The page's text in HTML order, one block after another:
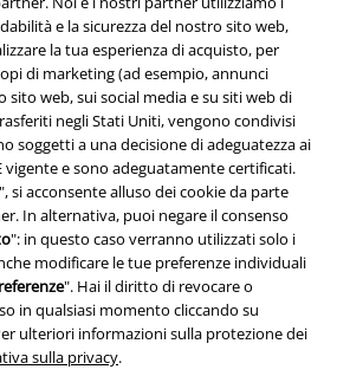
e la sicurezza del nostro sito web,
la tua esperienza di acquisto, per
di marketing (ad esempio, annunci
sito web, sui social media e su siti web di
negli Stati Uniti, vengono condivisi
soggetti a una decisione di adeguatezza ai
vigente e sono adeguatamente certificati.
", si acconsente alluso dei cookie da parte
In alternativa, puoi negare il consenso
": in questo caso verranno utilizzati solo i
modificare le tue preferenze individuali
". Hai il diritto di revocare o
in qualsiasi momento cliccando su
ulteriori informazioni sulla protezione dei
sulla privacy.
dell’ambiente